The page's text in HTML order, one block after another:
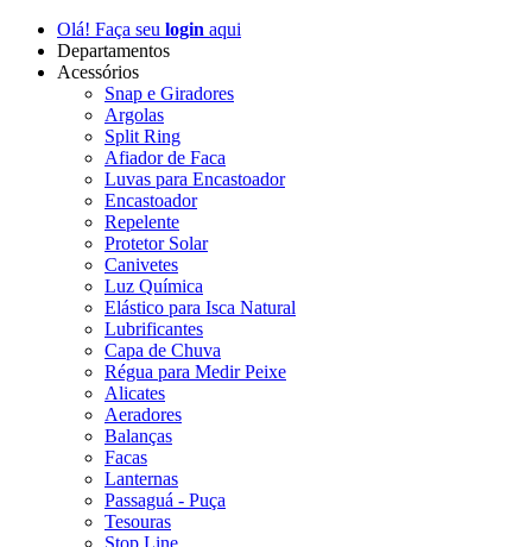
Olá! Faça seu login aqui
Departamentos
Acessórios
Snap e Giradores
Argolas
Split Ring
Afiador de Faca
Luvas para Encastoador
Encastoador
Repelente
Protetor Solar
Canivetes
Luz Química
Elástico para Isca Natural
Lubrificantes
Capa de Chuva
Régua para Medir Peixe
Alicates
Aeradores
Balanças
Facas
Lanternas
Passaguá - Puça
Tesouras
Stop Line